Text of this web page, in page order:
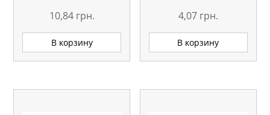
10,84 грн.
В корзину
4,07 грн.
В корзину